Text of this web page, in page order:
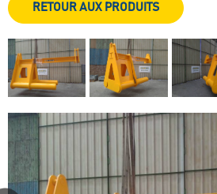
RETOUR AUX PRODUITS